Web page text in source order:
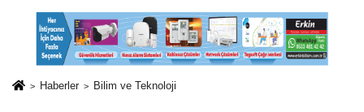
Haberler Bilim ve Teknoloji